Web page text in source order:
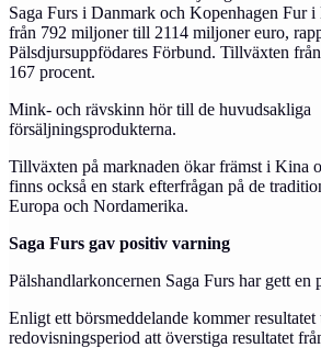
Saga Furs i Danmark och Kopenhagen Fur
från 792 miljoner till 2114 miljoner euro,
Pälsdjursuppfödares Förbund. Tillväxten
167 procent.
Mink- och rävskinn hör till de huvudsakliga
försäljningsprodukterna.
Tillväxten på marknaden ökar främst i Kina
finns också en stark efterfrågan på de
Europa och Nordamerika.
Saga Furs gav positiv varning
Pälshandlarkoncernen Saga Furs har gett en
Enligt ett börsmeddelande kommer
redovisningsperiod att överstiga resultatet